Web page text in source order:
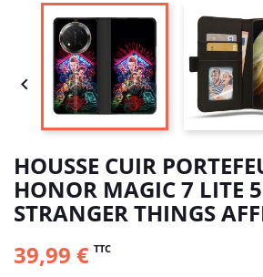

HOUSSE CUIR
HONOR MAGIC 7 LITE
STRANGER THINGS
39,99 € TTC